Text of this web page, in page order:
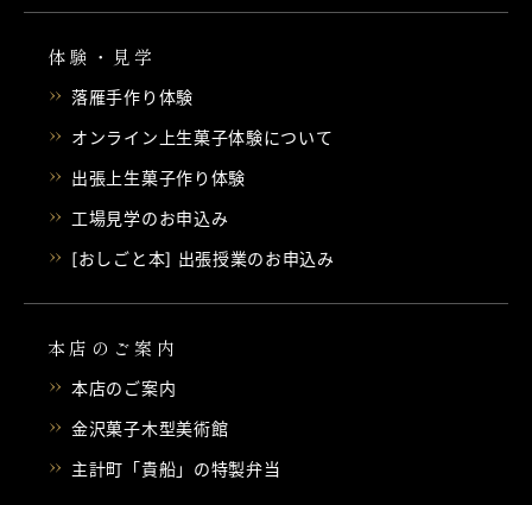
体験・見学
落雁手作り体験
オンライン上生菓子体験について
出張上生菓子作り体験
工場見学のお申込み
[おしごと本] 出張授業のお申込み
本店のご案内
本店のご案内
金沢菓子木型美術館
主計町「貴船」の特製弁当